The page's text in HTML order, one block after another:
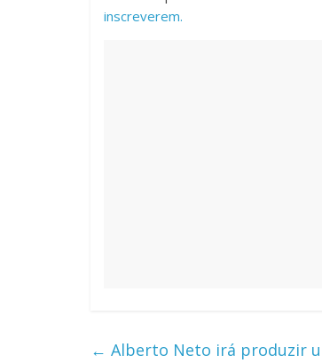
inscreverem.
← Alberto Neto irá produzir